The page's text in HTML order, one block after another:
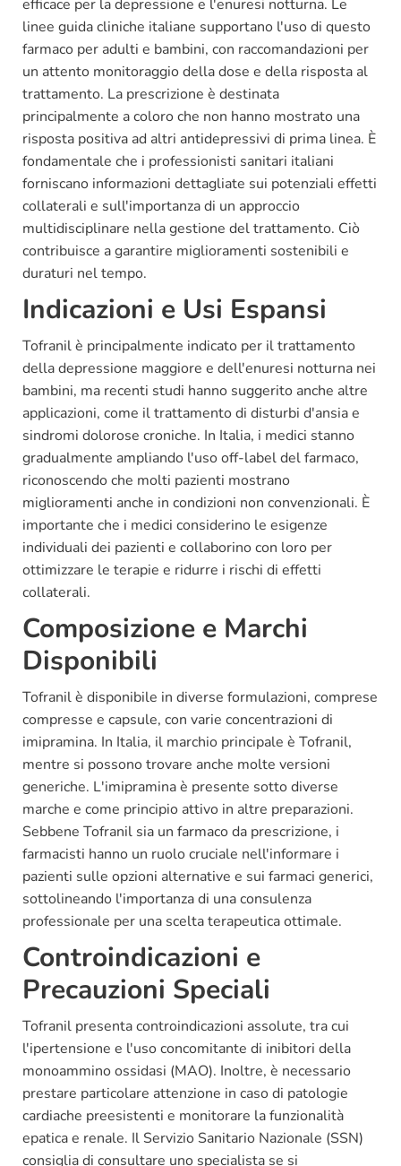
efficace per la depressione e l'enuresi notturna. Le
linee guida cliniche italiane supportano l'uso di questo
farmaco per adulti e bambini, con raccomandazioni per
un attento monitoraggio della dose e della risposta al
trattamento. La prescrizione è destinata
principalmente a coloro che non hanno mostrato una
risposta positiva ad altri antidepressivi di prima linea. È
fondamentale che i professionisti sanitari italiani
forniscano informazioni dettagliate sui potenziali effetti
collaterali e sull'importanza di un approccio
multidisciplinare nella gestione del trattamento. Ciò
contribuisce a garantire miglioramenti sostenibili e
duraturi nel tempo.
Indicazioni e Usi Espansi
Tofranil è principalmente indicato per il trattamento
della depressione maggiore e dell'enuresi notturna nei
bambini, ma recenti studi hanno suggerito anche altre
applicazioni, come il trattamento di disturbi d'ansia e
sindromi dolorose croniche. In Italia, i medici stanno
gradualmente ampliando l'uso off-label del farmaco,
riconoscendo che molti pazienti mostrano
miglioramenti anche in condizioni non convenzionali. È
importante che i medici considerino le esigenze
individuali dei pazienti e collaborino con loro per
ottimizzare le terapie e ridurre i rischi di effetti
collaterali.
Composizione e Marchi
Disponibili
Tofranil è disponibile in diverse formulazioni, comprese
compresse e capsule, con varie concentrazioni di
imipramina. In Italia, il marchio principale è Tofranil,
mentre si possono trovare anche molte versioni
generiche. L'imipramina è presente sotto diverse
marche e come principio attivo in altre preparazioni.
Sebbene Tofranil sia un farmaco da prescrizione, i
farmacisti hanno un ruolo cruciale nell'informare i
pazienti sulle opzioni alternative e sui farmaci generici,
sottolineando l'importanza di una consulenza
professionale per una scelta terapeutica ottimale.
Controindicazioni e
Precauzioni Speciali
Tofranil presenta controindicazioni assolute, tra cui
l'ipertensione e l'uso concomitante di inibitori della
monoammino ossidasi (MAO). Inoltre, è necessario
prestare particolare attenzione in caso di patologie
cardiache preesistenti e monitorare la funzionalità
epatica e renale. Il Servizio Sanitario Nazionale (SSN)
consiglia di consultare uno specialista se si